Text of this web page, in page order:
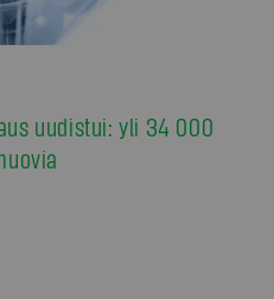
uudistui: yli 34 000